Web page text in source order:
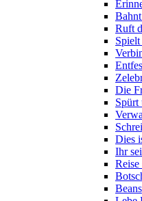
Ruft
Die
Spürt
Dies
Ihr